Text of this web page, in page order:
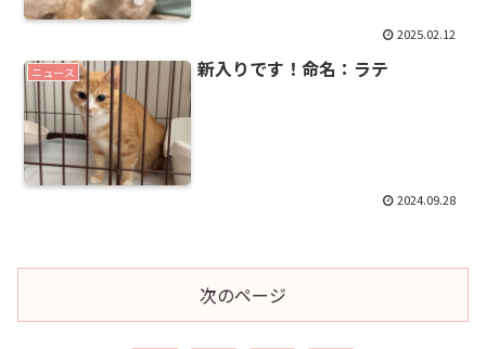
2025.02.12
ニュース 新入りです！命名：ラテ
2024.09.28
次のページ